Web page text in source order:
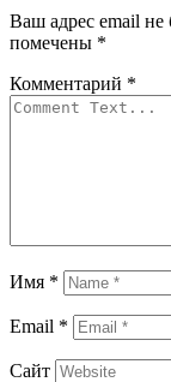
Ваш адрес email не
помечены *
Комментарий *
Имя *
Email *
Сайт